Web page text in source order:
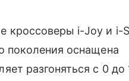
кроссоверы i-Joy и i-
поколения оснащена
разгоняться с 0 до